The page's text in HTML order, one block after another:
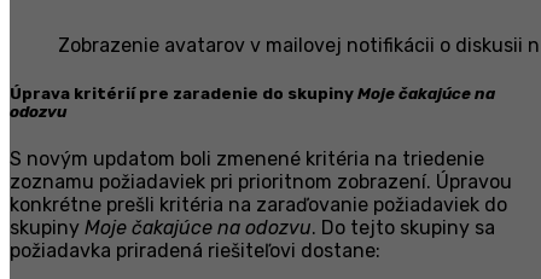
Zobrazenie avatarov v mailovej notifikácii o diskusii
Úprava kritérií pre zaradenie do skupiny Moje čakajúce na
odozvu
S novým updatom boli zmenené kritéria na triedenie
zoznamu požiadaviek pri prioritnom zobrazení. Úpravou
konkrétne prešli kritéria na zaraďovanie požiadaviek do
skupiny Moje čakajúce na odozvu. Do tejto skupiny sa
požiadavka priradená riešiteľovi dostane: